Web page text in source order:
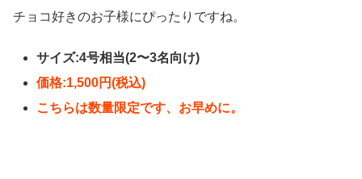
チョコ好きのお子様にぴったりですね。
サイズ:4号相当(2〜3名向け)
価格:1,500円(税込)
こちらは数量限定です、お早めに。